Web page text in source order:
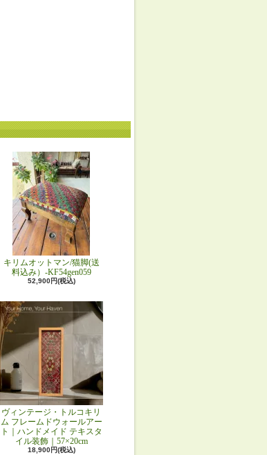
キリムオットマン/猫脚(送
料込み）-KF54gen059
52,900円(税込)
ヴィンテージ・トルコキリ
ム フレームドウォールアー
ト｜ハンドメイド テキスタ
イル装飾｜57×20cm
18,900円(税込)